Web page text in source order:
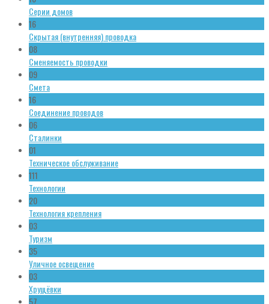
Серии домов
16
Скрытая (внутренняя) проводка
08
Сменяемость проводки
09
Смета
16
Соединение проводов
06
Сталинки
01
Техническое обслуживание
111
Технологии
20
Технология крепления
03
Туризм
35
Уличное освещение
03
Хрущёвки
57